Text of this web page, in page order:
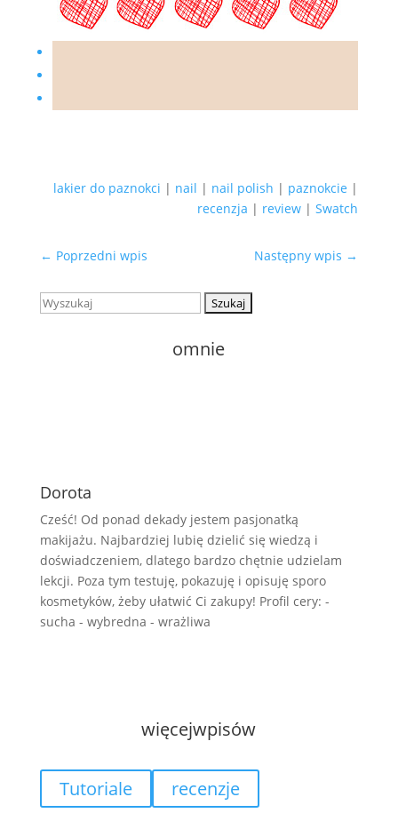
lakier do paznokci | nail | nail polish | paznokcie |
recenzja | review |Swatch
← Poprzedni wpis Następny wpis →
Szukaj:
omnie
Dorota
Cześć! Od ponad dekady jestem pasjonatką
makijażu. Najbardziej lubię dzielić się wiedzą i
doświadczeniem, dlatego bardzo chętnie udzielam
lekcji. Poza tym testuję, pokazuję i opisuję sporo
kosmetyków, żeby ułatwić Ci zakupy! Profil cery: -
sucha - wybredna - wrażliwa
więcejwpisów
Tutoriale recenzje